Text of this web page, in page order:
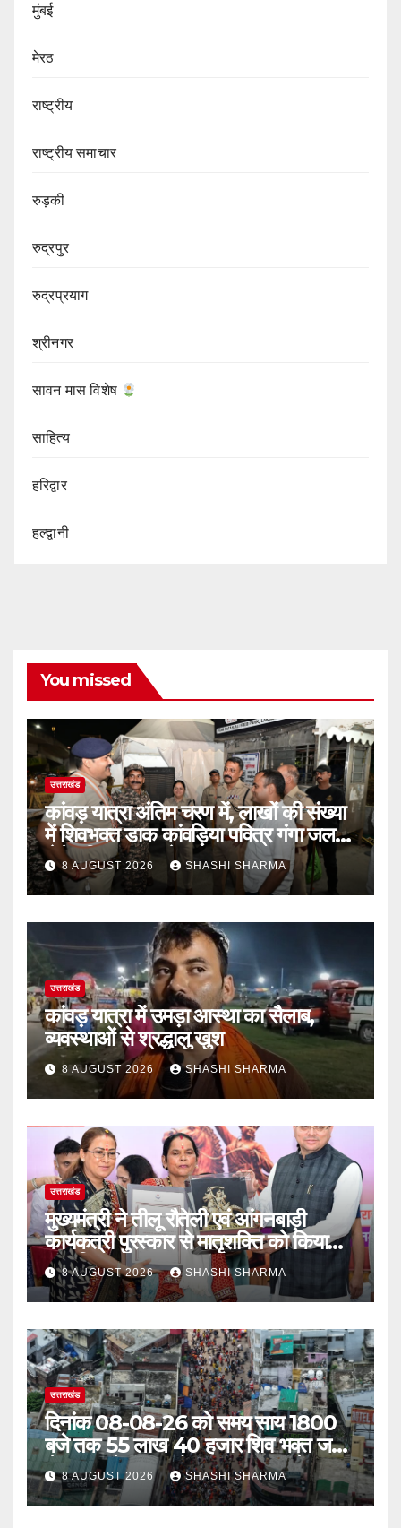
मुंबई
मेरठ
राष्ट्रीय
राष्ट्रीय समाचार
रुड़की
रुद्रपुर
रुद्रप्रयाग
श्रीनगर
सावन मास विशेष
साहित्य
हरिद्वार
हल्द्वानी
You missed
उत्तराखंड
कांवड़ यात्रा अंतिम चरण में, लाखों की संख्या
में शिवभक्त डाक कांवड़िया पवित्र गंगा जल
लेने हरिद्वार पहुंच रहे
8 AUGUST 2026 SHASHI SHARMA
उत्तराखंड
कांवड़ यात्रा में उमड़ा आस्था का सैलाब,
व्यवस्थाओं से श्रद्धालु खुश
8 AUGUST 2026 SHASHI SHARMA
उत्तराखंड
मुख्यमंत्री ने तीलू रौतेली एवं आंगनबाड़ी
कार्यकत्री पुरस्कार से मातृशक्ति को किया
सम्मानित
8 AUGUST 2026 SHASHI SHARMA
उत्तराखंड
दिनांक 08-08-26 को समय साय 1800
बजे तक 55 लाख 40 हजार शिव भक्त जल
लेकर अपने गंतव्य को प्रस्थान कर चुके
8 AUGUST 2026 SHASHI SHARMA